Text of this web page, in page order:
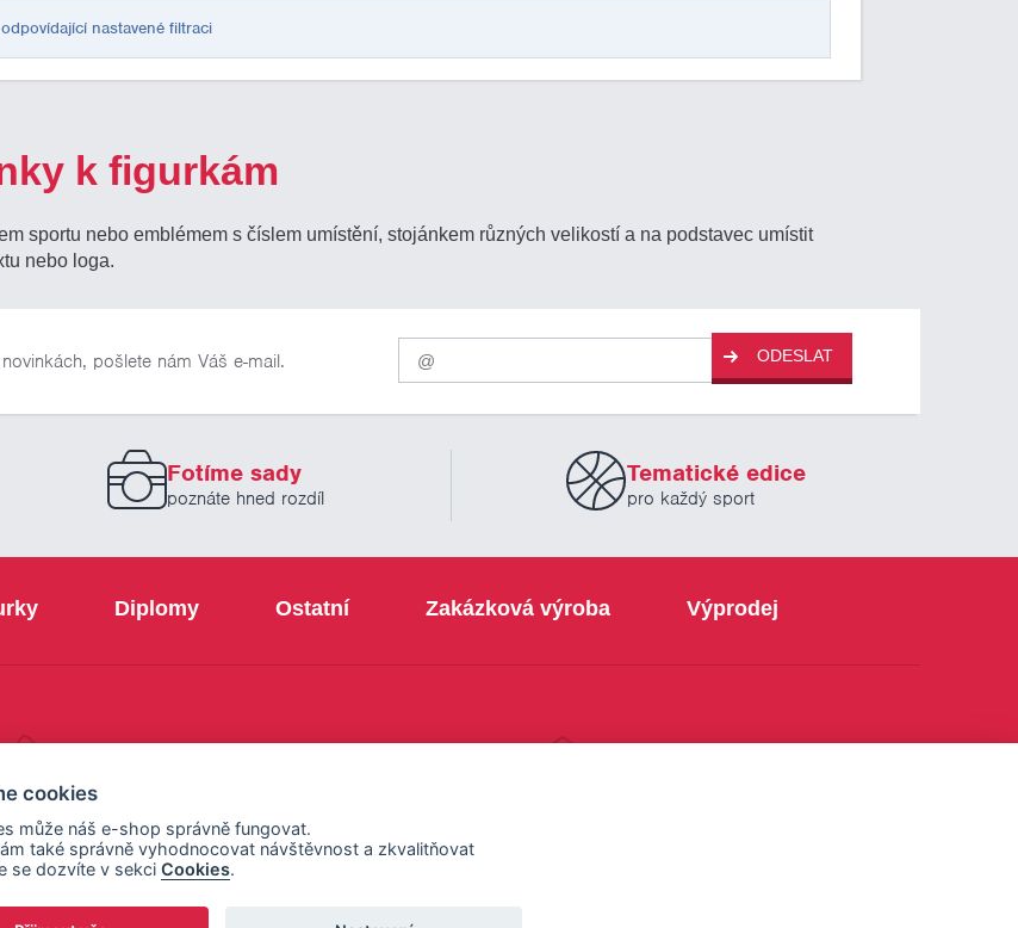
nastavené filtraci
k figurkám
sportu nebo emblémem s číslem umístění, stojánkem různých velikostí a na podstavec umístit
nebo loga.
pošlete nám Váš e-mail.
Pro
odběr
našich
novinek
ODESLAT
Fotíme sady
poznáte hned rozdíl
Tematické edice
pro každý sport
Diplomy Ostatní Zakázková výroba Výprodej
cookies
může náš e-shop správně fungovat.
také správně vyhodnocovat návštěvnost a zkvalitňovat
se dozvíte v sekci Cookies.